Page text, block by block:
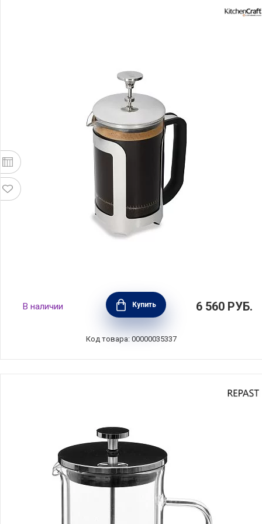
Кофейник френч-пресс La Cafetiere 850 мл,
нержавеющая сталь+стекло, Kitchen Craft,
Великобритания, LCROMA6CPSIL
В наличии Купить 6 560 РУБ.
Код товара: 00000035337